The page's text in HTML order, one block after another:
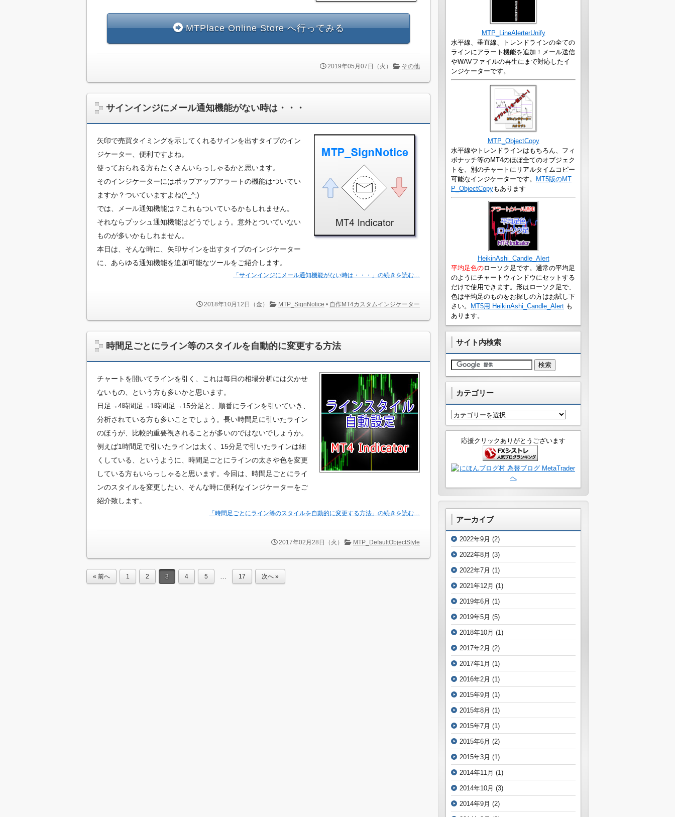
MTPlace Online Store へ行ってみる
2019年05月07日（火） その他
サインインジにメール通知機能がない時は・・・
矢印で売買タイミングを示してくれるサインを出すタイプのイン
ジケーター、便利ですよね。
使っておられる方もたくさんいらっしゃるかと思います。
そのインジケーターにはポップアップアラートの機能はついてい
ますか？ついていますよね(^_^;)
では、メール通知機能は？これもついているかもしれません。
それならプッシュ通知機能はどうでしょう。意外とついていない
ものが多いかもしれません。
本日は、そんな時に、矢印サインを出すタイプのインジケーター
に、あらゆる通知機能を追加可能なツールをご紹介します。
「サインインジにメール通知機能がない時は・・・」の続きを読む…
2018年10月12日（金） MTP_SignNotice • 自作MT4カスタムインジケーター
時間足ごとにライン等のスタイルを自動的に変更する方法
チャートを開いてラインを引く、これは毎日の相場分析には欠かせ
ないもの、という方も多いかと思います。
日足→4時間足→1時間足→15分足と、順番にラインを引いていき、
分析されている方も多いことでしょう。長い時間足に引いたライン
のほうが、比較的重要視されることが多いのではないでしょうか。
例えば1時間足で引いたラインは太く、15分足で引いたラインは細
くしている、というように、時間足ごとにラインの太さや色を変更
している方もいらっしゃると思います。今回は、時間足ごとにライ
ンのスタイルを変更したい、そんな時に便利なインジケーターをご
紹介致します。
「時間足ごとにライン等のスタイルを自動的に変更する方法」の続きを読む…
2017年02月28日（火） MTP_DefaultObjectStyle
« 前へ 1 2 3 4 5 … 17 次へ »
MTP_LineAlerterUnify
水平線、垂直線、トレンドラインの全ての
ラインにアラート機能を追加！メール送信
やWAVファイルの再生にまで対応したイ
ンジケーターです。
MTP_ObjectCopy
水平線やトレンドラインはもちろん、フィ
ボナッチ等のMT4のほぼ全てのオブジェク
トを、別のチャートにリアルタイムコピー
可能なインジケーターです。
MT5版のMT
P_ObjectCopyもあります
HeikinAshi_Candle_Alert
平均足色のローソク足です。通常の平均足
のようにチャートウィンドウにセットする
だけで使用できます。形はローソク足で、
色は平均足のものをお探しの方はお試し下
さい。
MT5用 HeikinAshi_Candle_Alert も
あります。
サイト内検索
カテゴリー
カ
テ
ゴ
応援クリックありがとうございます
アーカイブ
2022年9月 (2)
2022年8月 (3)
2022年7月 (1)
2021年12月 (1)
2019年6月 (1)
2019年5月 (5)
2018年10月 (1)
2017年2月 (2)
2017年1月 (1)
2016年2月 (1)
2015年9月 (1)
2015年8月 (1)
2015年7月 (1)
2015年6月 (2)
2015年3月 (1)
2014年11月 (1)
2014年10月 (3)
2014年9月 (2)